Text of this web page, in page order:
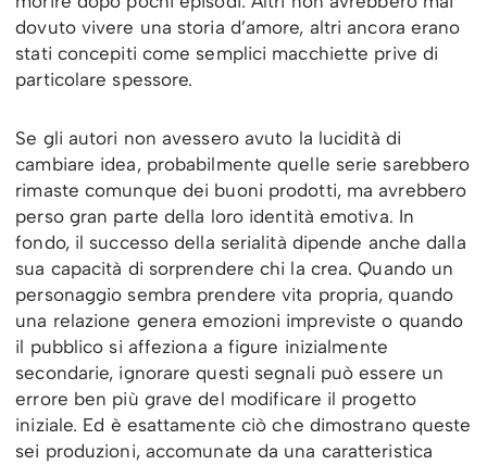
dovuto vivere una storia d’amore, altri ancora erano
stati concepiti come semplici macchiette prive di
particolare spessore.
Se gli autori non avessero avuto la lucidità di
cambiare idea, probabilmente quelle serie sarebbero
rimaste comunque dei buoni prodotti, ma avrebbero
perso gran parte della loro identità emotiva. In
fondo, il successo della serialità dipende anche dalla
sua capacità di sorprendere chi la crea. Quando un
personaggio sembra prendere vita propria, quando
una relazione genera emozioni impreviste o quando
il pubblico si affeziona a figure inizialmente
secondarie, ignorare questi segnali può essere un
errore ben più grave del modificare il progetto
iniziale. Ed è esattamente ciò che dimostrano queste
sei produzioni, accomunate da una caratteristica